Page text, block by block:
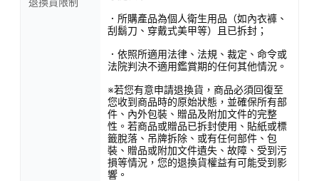
．所購產品為個人衛生用品（如內衣褲、
刮鬍刀、穿戴式美甲等）且已拆封；
．依照所適用法律、法規、裁定、命令或
法院判決不適用鑑賞期的任何其他情況。
※若您有意申請退換貨，商品必須回復至
您收到商品時的原始狀態，並確保所有部
件、內外包裝、贈品及附加文件的完整
性。若商品或贈品已拆封使用、貼紙或標
籤脫落、吊牌拆除、或有任何部件、包
裝、贈品或附加文件遺失、故障、受到污
損等情況，您的退換貨權益有可能受到影
響。